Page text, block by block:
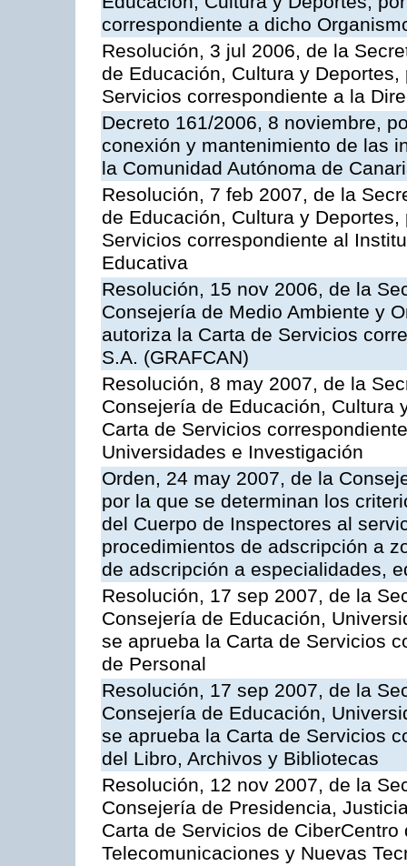
correspondiente a dicho
Resolución, 3 jul 2006, de la
de Educación, Cultura y
Servicios correspondiente a la
Decreto 161/2006, 8 noviembre,
conexión y mantenimiento de las
la Comunidad Autónoma de
Resolución, 7 feb 2007, de la
de Educación, Cultura y
Servicios correspondiente al
Educativa
Resolución, 15 nov 2006, de la
Consejería de Medio Ambiente y
autoriza la Carta de Servicios
S.A. (GRAFCAN)
Resolución, 8 may 2007, de la
Consejería de Educación, Cultura
Carta de Servicios
Universidades e Investigación
Orden, 24 may 2007, de la
por la que se determinan los
del Cuerpo de Inspectores al
procedimientos de adscripción a
de adscripción a especialidades,
Resolución, 17 sep 2007, de la
Consejería de Educación,
se aprueba la Carta de Servicios
de Personal
Resolución, 17 sep 2007, de la
Consejería de Educación,
se aprueba la Carta de Servicios
del Libro, Archivos y Bibliotecas
Resolución, 12 nov 2007, de la
Consejería de Presidencia,
Carta de Servicios de
Telecomunicaciones y Nuevas